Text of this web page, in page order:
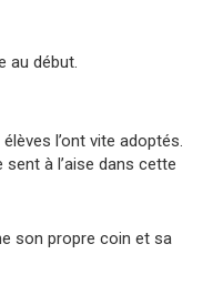
au début.
l’ont vite adoptés.
sent à l’aise dans cette
son propre coin et sa